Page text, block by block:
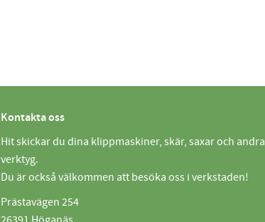
Kontakta oss
Hit skickar du dina klippmaskiner, skär, saxar och andra
verktyg.
Du är också välkommen att besöka oss i verkstaden!
Prästavägen 254